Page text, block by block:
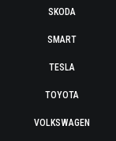
SKODA
SMART
TESLA
TOYOTA
VOLKSWAGEN